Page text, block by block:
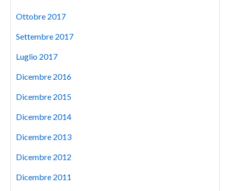
Ottobre 2017
Settembre 2017
Luglio 2017
Dicembre 2016
Dicembre 2015
Dicembre 2014
Dicembre 2013
Dicembre 2012
Dicembre 2011